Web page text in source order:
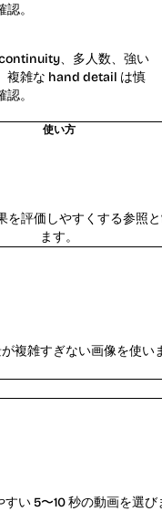
。
、多人数、強い
複雑な hand detail は慎
。
使い方
を評価しやすくする参照
ます。
複雑すぎない画像を使い
い 5〜10 秒の動画を選び